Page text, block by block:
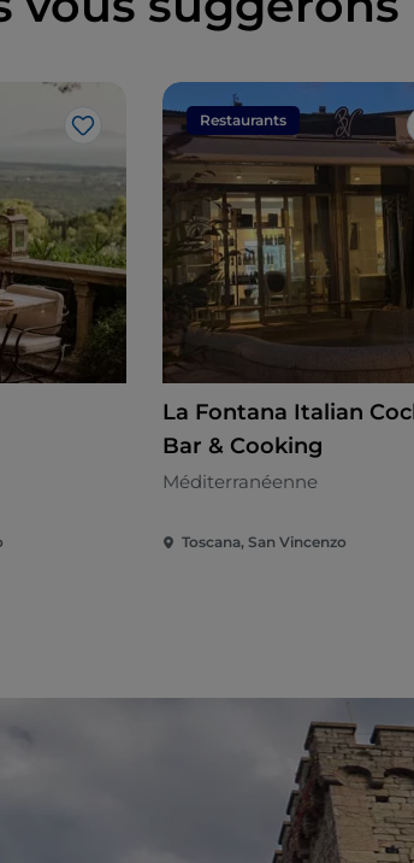
J’aime
Restaurants
La Fontana Italian
Bar & Cooking
Méditerranéenne
Toscana, San Vincenzo